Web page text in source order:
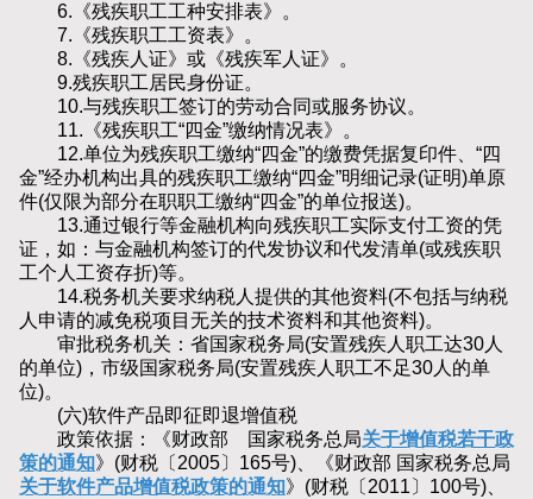
6.《残疾职工工种安排表》。
7.《残疾职工工资表》。
8.《残疾人证》或《残疾军人证》。
9.残疾职工居民身份证。
10.与残疾职工签订的劳动合同或服务协议。
11.《残疾职工“四金”缴纳情况表》。
12.单位为残疾职工缴纳“四金”的缴费凭据复印件、“四
金”经办机构出具的残疾职工缴纳“四金”明细记录(证明)单原
件(仅限为部分在职职工缴纳“四金”的单位报送)。
13.通过银行等金融机构向残疾职工实际支付工资的凭
证，如：与金融机构签订的代发协议和代发清单(或残疾职
工个人工资存折)等。
14.税务机关要求纳税人提供的其他资料(不包括与纳税
人申请的减免税项目无关的技术资料和其他资料)。
审批税务机关：省国家税务局(安置残疾人职工达30人
的单位)，市级国家税务局(安置残疾人职工不足30人的单
位)。
(六)软件产品即征即退增值税
政策依据：《财政部 国家税务总局关于增值税若干政
策的通知》(财税〔2005〕165号)、《财政部 国家税务总局
关于软件产品增值税政策的通知》(财税〔2011〕100号)、